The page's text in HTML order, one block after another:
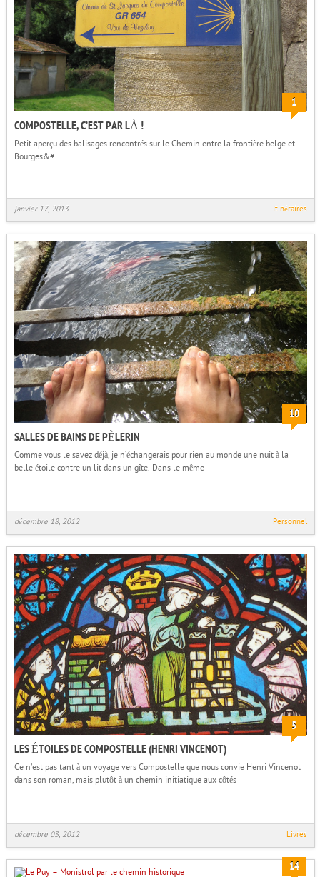
1
COMPOSTELLE, C’EST PAR LÀ !
Petit aperçu des balisages rencontrés sur le Chemin entre la frontière belge et
Bourges&#
janvier 17, 2013 Itinéraires
10
SALLES DE BAINS DE PÈLERIN
Comme vous le savez déjà, je n’échangerais pour rien au monde une nuit à la
belle étoile contre un lit dans un gîte. Dans le même
décembre 18, 2012 Personnel
5
LES ÉTOILES DE COMPOSTELLE (HENRI VINCENOT)
Ce n’est pas tant à un voyage vers Compostelle que nous convie Henri Vincenot
dans son roman, mais plutôt à un chemin initiatique aux côtés
décembre 03, 2012 Livres
14